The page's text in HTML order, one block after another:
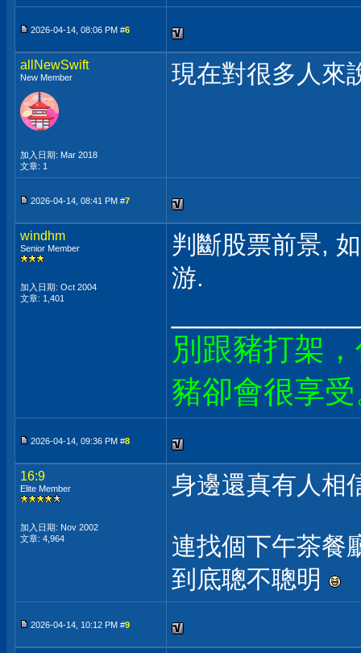
2026-04-14, 08:06 PM #6
allNewSwift
New Member
加入日期: Mar 2018
文章: 1
現在對很多人來
2026-04-14, 08:41 PM #7
windhm
Senior Member
加入日期: Oct 2004
文章: 1,401
判斷股票前景,
游.
別跟豬打架
豬卻會很享
2026-04-14, 09:36 PM #8
16:9
Elite Member
加入日期: Nov 2002
文章: 4,964
身邊還真有人相
連找個下午茶餐
到底聰不聰明
2026-04-14, 10:12 PM #9